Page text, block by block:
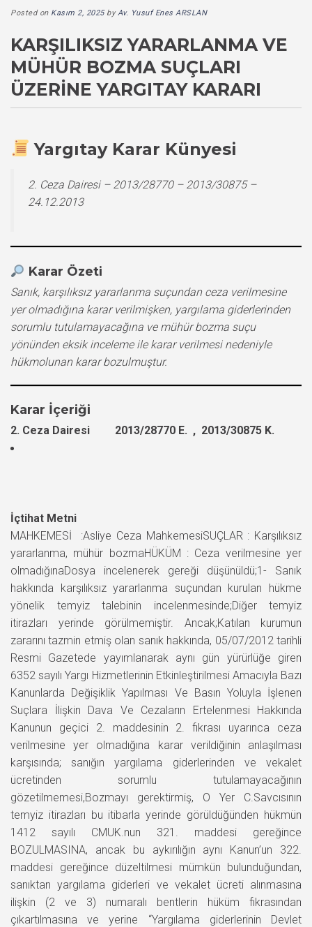
Posted on Kasım 2, 2025byAv. Yusuf Enes ARSLAN
KARŞILIKSIZ YARARLANMA VE
MÜHÜR BOZMA SUÇLARI
ÜZERINE YARGITAY KARARI
Yargıtay Karar Künyesi
2. Ceza Dairesi – 2013/28770 – 2013/30875 –
24.12.2013
Karar Özeti
Sanık, karşılıksız yararlanma suçundan ceza verilmesine
yer olmadığına karar verilmişken, yargılama giderlerinden
sorumlu tutulamayacağına ve mühür bozma suçu
yönünden eksik inceleme ile karar verilmesi nedeniyle
hükmolunan karar bozulmuştur.
Karar İçeriği
2. Ceza Dairesi 2013/28770 E. , 2013/30875 K.
İçtihat Metni
MAHKEMESİ :Asliye Ceza MahkemesiSUÇLAR : Karşılıksız
yararlanma, mühür bozmaHÜKÜM : Ceza verilmesine yer
olmadığınaDosya incelenerek gereği düşünüldü;1- Sanık
hakkında karşılıksız yararlanma suçundan kurulan hükme
yönelik temyiz talebinin incelenmesinde;Diğer temyiz
itirazları yerinde görülmemiştir. Ancak;Katılan kurumun
zararını tazmin etmiş olan sanık hakkında, 05/07/2012 tarihli
Resmi Gazetede yayımlanarak aynı gün yürürlüğe giren
6352 sayılı Yargı Hizmetlerinin Etkinleştirilmesi Amacıyla Bazı
Kanunlarda Değişiklik Yapılması Ve Basın Yoluyla İşlenen
Suçlara İlişkin Dava Ve Cezaların Ertelenmesi Hakkında
Kanunun geçici 2. maddesinin 2. fıkrası uyarınca ceza
verilmesine yer olmadığına karar verildiğinin anlaşılması
karşısında; sanığın yargılama giderlerinden ve vekalet
ücretinden sorumlu tutulamayacağının
gözetilmemesi,Bozmayı gerektirmiş, O Yer C.Savcısının
temyiz itirazları bu itibarla yerinde görüldüğünden hükmün
1412 sayılı CMUK.nun 321. maddesi gereğince
BOZULMASINA, ancak bu aykırılığın aynı Kanun’un 322.
maddesi gereğince düzeltilmesi mümkün bulunduğundan,
sanıktan yargılama giderleri ve vekalet ücreti alınmasına
ilişkin (2 ve 3) numaralı bentlerin hüküm fıkrasından
çıkartılmasına ve yerine “Yargılama giderlerinin Devlet